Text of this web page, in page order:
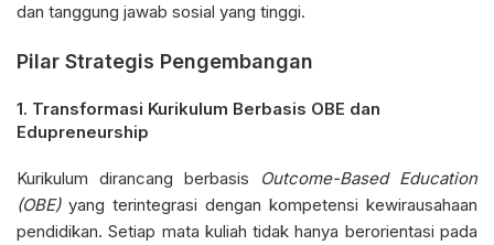
dan tanggung jawab sosial yang tinggi.
Pilar Strategis Pengembangan
1. Transformasi Kurikulum Berbasis OBE dan
Edupreneurship
Kurikulum dirancang berbasis
Outcome-Based Education
(OBE)yang terintegrasi dengan kompetensi kewirausahaan
pendidikan. Setiap mata kuliah tidak hanya berorientasi pada